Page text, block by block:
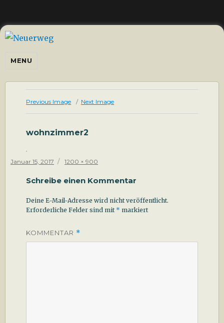
Neuerweg
MENU
Previous Image Next Image
wohnzimmer2
Posted
Januar 15, 2017
Full
1200 × 900
Schreibe einen Kommentar
Deine E-Mail-Adresse wird nicht veröffentlicht.
Erforderliche Felder sind mit * markiert
KOMMENTAR *